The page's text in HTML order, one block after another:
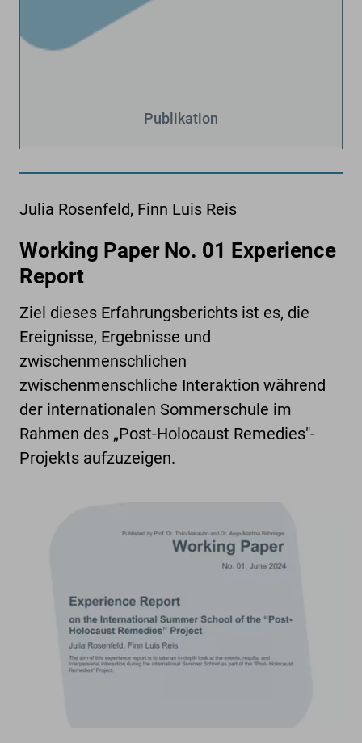
Publikation
Working Paper No. 01 Experience
Report
Julia Rosenfeld, Finn Luis Reis
Ziel dieses Erfahrungsberichts ist es, die
Ereignisse, Ergebnisse und
zwischenmenschlichen
zwischenmenschliche Interaktion während
der internationalen Sommerschule im
Rahmen des „Post-Holocaust Remedies"-
Projekts aufzuzeigen.